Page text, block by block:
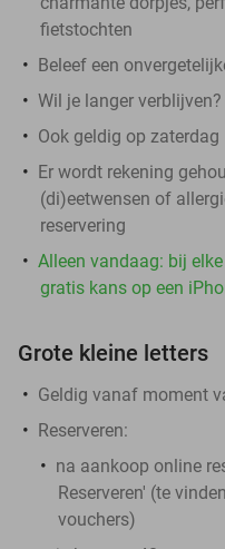
fietstochten
Beleef een
Wil je langer
Ook geldig op zaterdag
Er wordt rekening
(di)eetwensen of
reservering
Alleen vandaag: bij
gratis kans op een
Grote kleine letters
Geldig vanaf moment
Reserveren:
na aankoop online
Reserveren' (te
vouchers)